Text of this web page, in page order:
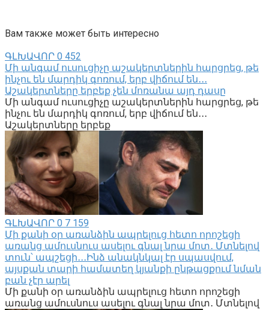
Вам также может быть интересно
ԳԼԽԱՎՈՐ 0 452
Մի անգամ ուսուցիչը աշակերտներին հարցրեց, թե
ինչու են մարդիկ գոռում, երբ վիճում են․․․
Աշակերտները երբեք չեն մոռանա այդ դասը
Մի անգամ ուսուցիչը աշակերտներին հարցրեց, թե
ինչու են մարդիկ գոռում, երբ վիճում են․․․
Աշակերտները երբեք
ԳԼԽԱՎՈՐ 0 7 159
Մի քանի օր առանձին ապրելուց հետո որոշեցի
առանց ամուսնուս ասելու գնալ նրա մոտ․ Մտնելով
տուն՝ ապշեցի․․․Ինձ անակնկալ էր սպասվում,
այսքան տարի համատեղ կյանքի ընթացքում նման
բան չէր արել
Մի քանի օր առանձին ապրելուց հետո որոշեցի
առանց ամուսնուս ասելու գնալ նրա մոտ․ Մտնելով